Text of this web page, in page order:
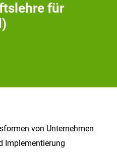
für
von Unternehmen
Implementierung